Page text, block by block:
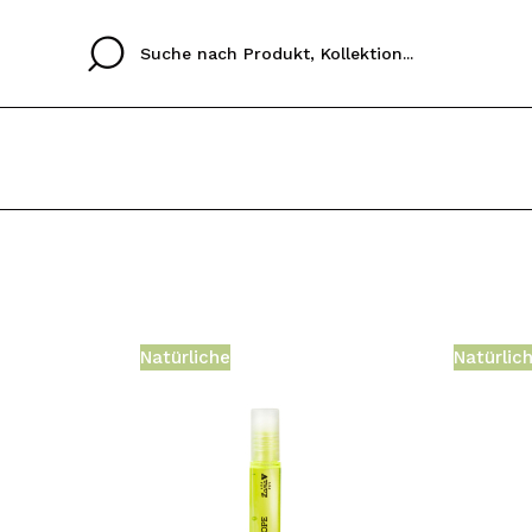
ICH
Durch die Erstellung
Einkäufe schnell
ESPAÑOL
Natürliche